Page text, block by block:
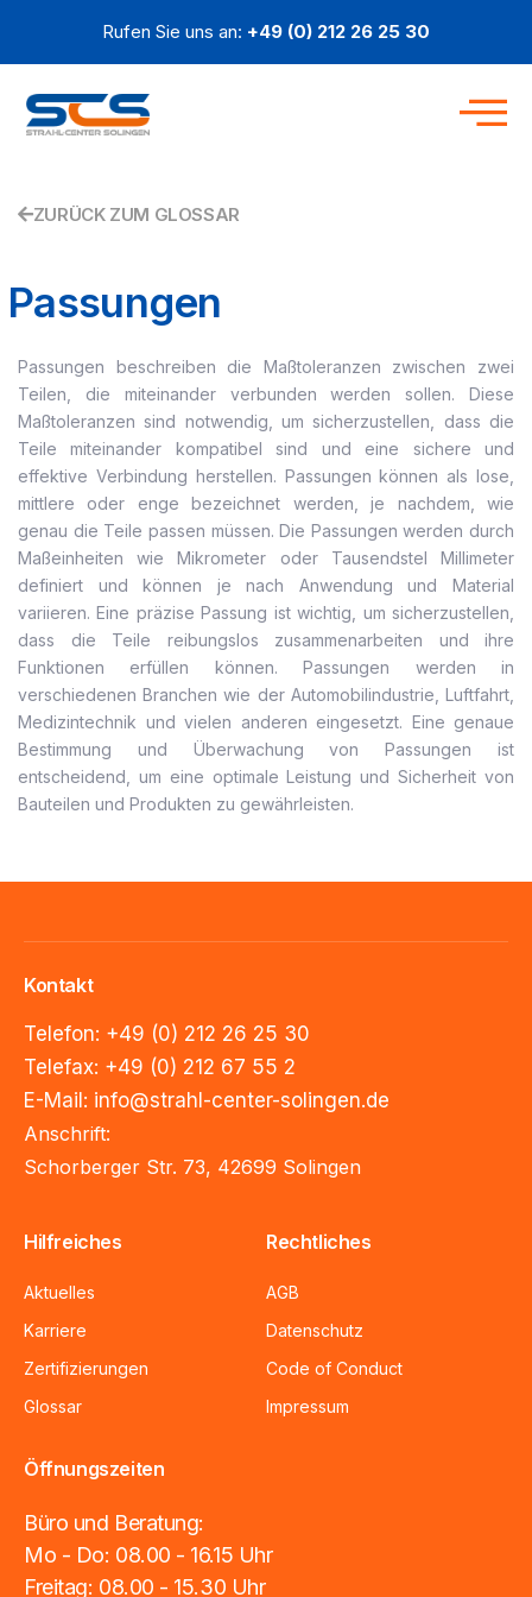
springen
Rufen Sie uns an: +49 (0) 212 26 25 30
ZURÜCK ZUM GLOSSAR
Passungen
Passungen beschreiben die Maßtoleranzen zwischen zwei
Teilen, die miteinander verbunden werden sollen. Diese
Maßtoleranzen sind notwendig, um sicherzustellen, dass die
Teile miteinander kompatibel sind und eine sichere und
effektive Verbindung herstellen. Passungen können als lose,
mittlere oder enge bezeichnet werden, je nachdem, wie
genau die Teile passen müssen. Die Passungen werden durch
Maßeinheiten wie Mikrometer oder Tausendstel Millimeter
definiert und können je nach Anwendung und Material
variieren. Eine präzise Passung ist wichtig, um sicherzustellen,
dass die Teile reibungslos zusammenarbeiten und ihre
Funktionen erfüllen können. Passungen werden in
verschiedenen Branchen wie der Automobilindustrie, Luftfahrt,
Medizintechnik und vielen anderen eingesetzt. Eine genaue
Bestimmung und Überwachung von Passungen ist
entscheidend, um eine optimale Leistung und Sicherheit von
Bauteilen und Produkten zu gewährleisten.
Kontakt
Telefon: +49 (0) 212 26 25 30
Telefax: +49 (0) 212 67 55 2
E-Mail : info@strahl-center-solingen.de
Anschrift:
Schorberger Str. 73, 42699 Solingen
Hilfreiches
Aktuelles
Karriere
Zertifizierungen
Glossar
Rechtliches
AGB
Datenschutz
Code of Conduct
Impressum
Öffnungszeiten
Büro und Beratung:
Mo - Do: 08.00 - 16.15 Uhr
Freitag: 08.00 - 15.30 Uhr